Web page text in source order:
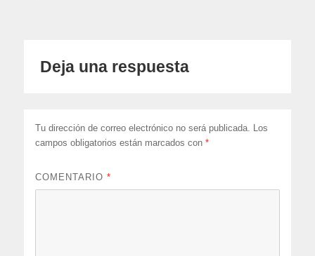
Deja una respuesta
Tu dirección de correo electrónico no será publicada. Los
campos obligatorios están marcados con*
COMENTARIO*